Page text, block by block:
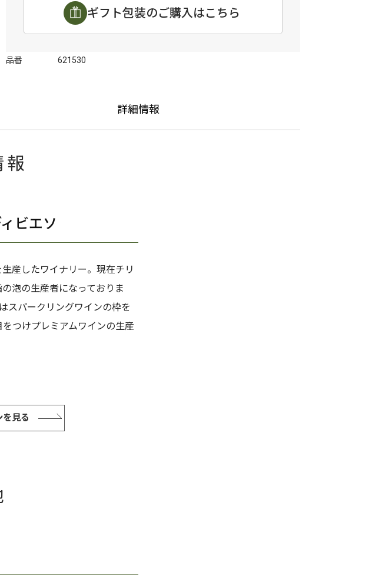
ギフト包装のご購入はこちら
品番 621530
詳細情報
ビエソ
産したワイナリー。現在チリ
泡の生産者になっておりま
スパークリングワインの枠を
つけプレミアムワインの生産
見る